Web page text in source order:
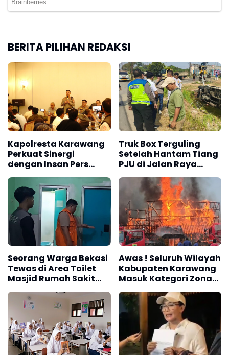
BERITA PILIHAN REDAKSI
Kapolresta Karawang
Perkuat Sinergi
dengan Insan Pers
Bersama Media
Truk Box Terguling
Setelah Hantam Tiang
PJU di Jalan Raya
Barat
Seorang Warga Bekasi
Tewas di Area Toilet
Masjid Rumah Sakit
Islam Karawang
Awas ! Seluruh Wilayah
Kabupaten Karawang
Masuk Kategori Zona
Kuning Kebakaran
Berdasarkan
Penyusunan RISPK